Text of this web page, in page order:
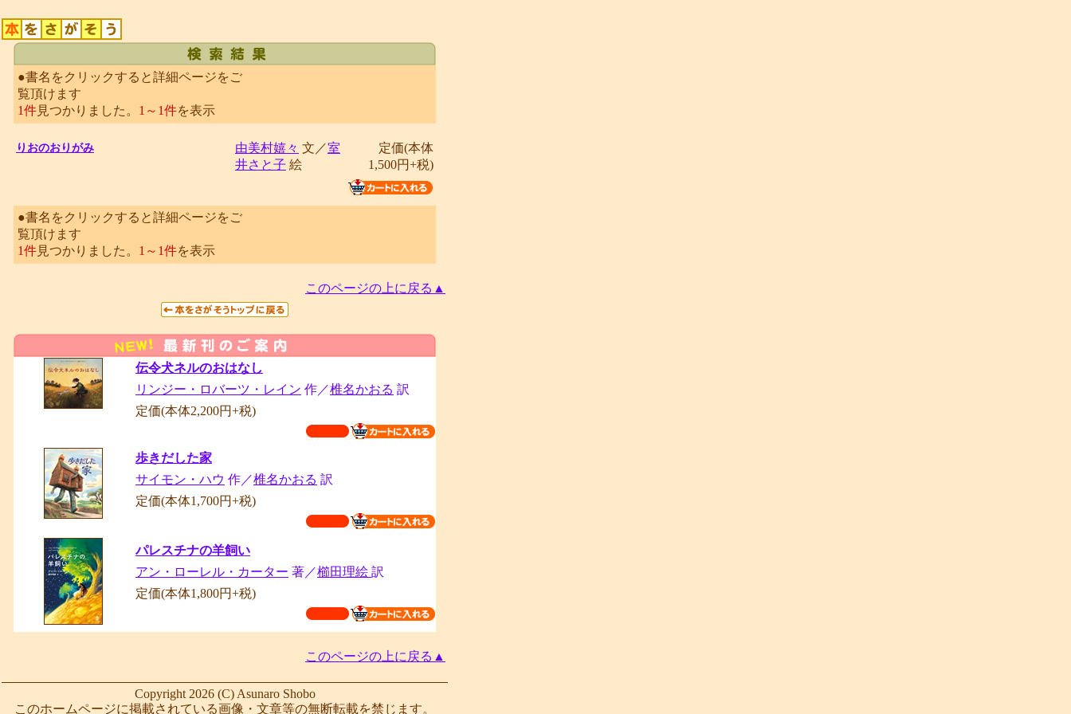
●書名をクリックすると詳細ページをご
覧頂けます
1件見つかりました。 1～1件を表示
りおのおりがみ 由美村嬉々 文／室
井さと子 絵
定価(本体
1,500円+税)
●書名をクリックすると詳細ページをご
覧頂けます
1件見つかりました。 1～1件を表示
このページの上に戻る▲
伝令犬ネルのおはなし
リンジー・ロバーツ・レイン 作／椎名かおる 訳
定価(本体2,200円+税)
歩きだした家
サイモン・ハウ 作／椎名かおる 訳
定価(本体1,700円+税)
パレスチナの羊飼い
アン・ローレル・カーター 著／櫛田理絵 訳
定価(本体1,800円+税)
このページの上に戻る▲
Copyright 2026 (C) Asunaro Shobo
このホームページに掲載されている画像・文章等の無断転載を禁じます。